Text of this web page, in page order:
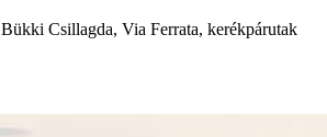
Csillagda, Via Ferrata, kerékpárutak